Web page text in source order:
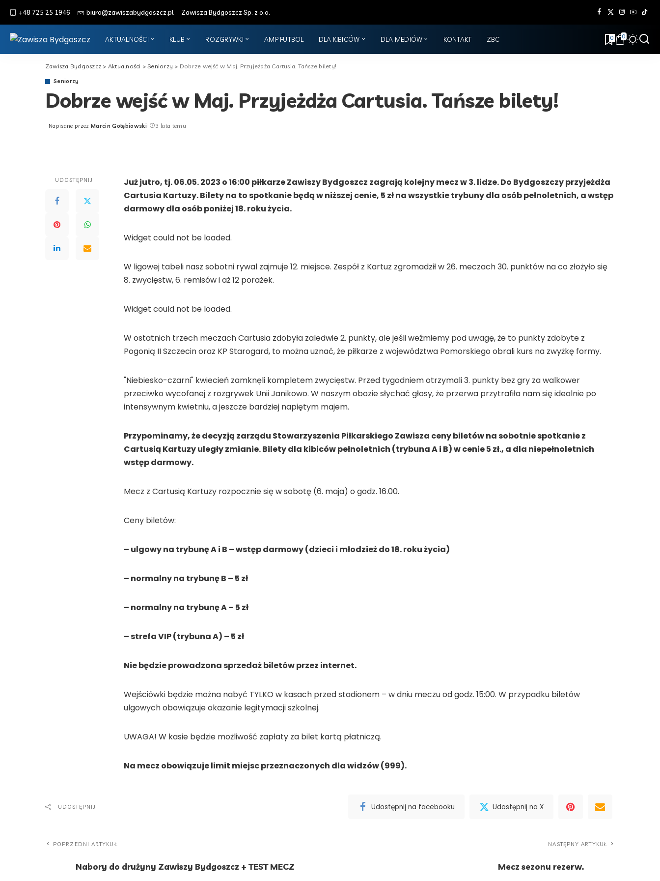
+48 725 25 1946 biuro@zawiszabydgoszcz.pl Zawisza Bydgoszcz Sp. z o.o.
AKTUALNOŚCI KLUB ROZGRYWKI AMP FUTBOL DLA KIBICÓW DLA MEDIÓW KONTAKT ZBC 0 0
Zawisza Bydgoszcz > Aktualności >Seniorzy > Dobrze wejść w Maj. Przyjeżdża Cartusia. Tańsze bilety!
Seniorzy
Dobrze wejść w Maj. Przyjeżdża Cartusia. Tańsze bilety!
Posted
Napisane przez Marcin Gołębiowski 3 lata temu
UDOSTĘPNIJ
Już jutro, tj. 06.05. 2023 o 16:00 piłkarze Zawiszy Bydgoszcz zagrają kolejny mecz w 3. lidze. Do Bydgoszczy przyjeżdża
Cartusia Kartuzy. Bilety na to spotkanie będą w niższej cenie, 5 zł na wszystkie trybuny dla osób pełnoletnich, a wstęp
darmowy dla osób poniżej 18. roku życia.
Widget could not be loaded.
W ligowej tabeli nasz sobotni rywal zajmuje 12. miejsce. Zespół z Kartuz zgromadził w 26. meczach 30. punktów na co złożyło się
8. zwycięstw, 6. remisów i aż 12 porażek.
Widget could not be loaded.
W ostatnich trzech meczach Cartusia zdobyła zaledwie 2. punkty, ale jeśli weźmiemy pod uwagę, że to punkty zdobyte z
Pogonią II Szczecin oraz KP Starogard, to można uznać, że piłkarze z województwa Pomorskiego obrali kurs na zwyżkę formy.
"Niebiesko-czarni" kwiecień zamknęli kompletem zwycięstw. Przed tygodniem otrzymali 3. punkty bez gry za walkower
przeciwko wycofanej z rozgrywek Unii Janikowo. W naszym obozie słychać głosy, że przerwa przytrafiła nam się idealnie po
intensywnym kwietniu, a jeszcze bardziej napiętym majem.
Przypominamy, że decyzją zarządu Stowarzyszenia Piłkarskiego Zawisza ceny biletów na sobotnie spotkanie z
Cartusią Kartuzy uległy zmianie. Bilety dla kibiców pełnoletnich (trybuna A i B) w cenie 5 zł., a dla niepełnoletnich
wstęp darmowy.
Mecz z Cartusią Kartuzy rozpocznie się w sobotę (6. maja) o godz. 16.00.
Ceny biletów:
– ulgowy na trybunę A i B – wstęp darmowy (dzieci i młodzież do 18. roku życia)
– normalny na trybunę B – 5 zł
– normalny na trybunę A – 5 zł
– strefa VIP (trybuna A) – 5 zł
Nie będzie prowadzona sprzedaż biletów przez internet.
Wejściówki będzie można nabyć TYLKO w kasach przed stadionem – w dniu meczu od godz. 15:00. W przypadku biletów
ulgowych obowiązuje okazanie legitymacji szkolnej.
UWAGA! W kasie będzie możliwość zapłaty za bilet kartą płatniczą.
Na mecz obowiązuje limit miejsc przeznaczonych dla widzów (999).
UDOSTĘPNIJ Udostępnij na facebooku Udostępnij na X
POPRZEDNI ARTYKUŁ
Nabory do drużyny Zawiszy Bydgoszcz + TEST MECZ
NASTĘPNY ARTYKUŁ
Mecz sezonu rezerw.